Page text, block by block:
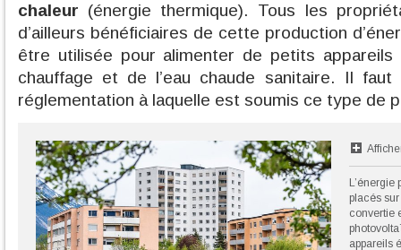
chaleur (énergie thermique). Tous les
d’ailleurs bénéficiaires de cette production
être utilisée pour alimenter de petits appareils
chauffage et de l’eau chaude sanitaire. Il faut
réglementation à laquelle est soumis ce type de
placés sur
convertie
appareils